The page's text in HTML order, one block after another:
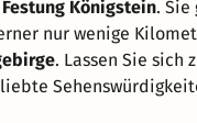
Festung Königstein.
nur wenige
. Lassen Sie sich